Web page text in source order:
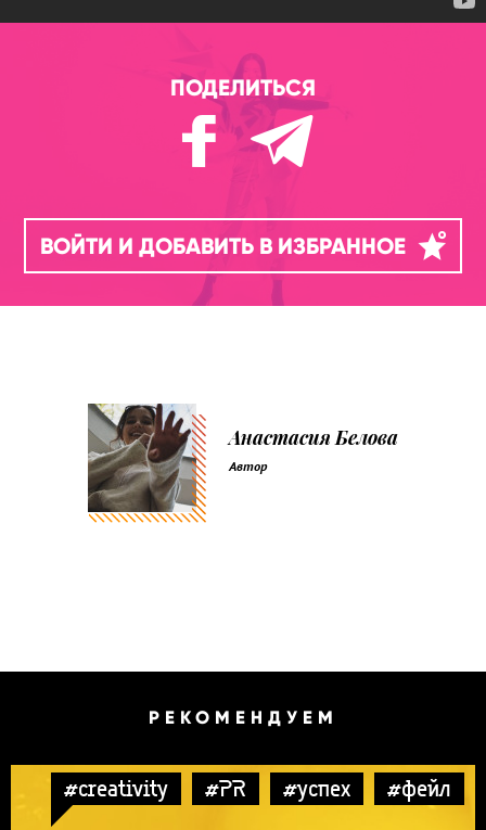
ПОДЕЛИТЬСЯ
ВОЙТИ И ДОБАВИТЬ В ИЗБРАННОЕ
Анастасия Белова
Автор
РЕКОМЕНДУЕМ
#creativity #PR #успех #фейл